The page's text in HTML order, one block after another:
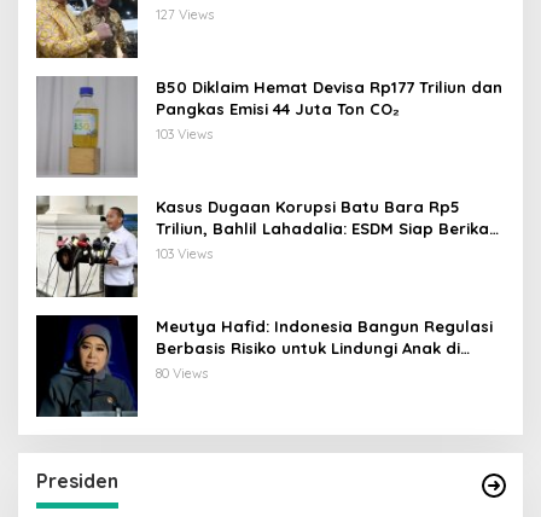
30-200 GT
127 Views
B50 Diklaim Hemat Devisa Rp177 Triliun dan
Pangkas Emisi 44 Juta Ton CO₂
103 Views
Kasus Dugaan Korupsi Batu Bara Rp5
Triliun, Bahlil Lahadalia: ESDM Siap Berikan
Data
103 Views
Meutya Hafid: Indonesia Bangun Regulasi
Berbasis Risiko untuk Lindungi Anak di
Dunia Digital
80 Views
Presiden